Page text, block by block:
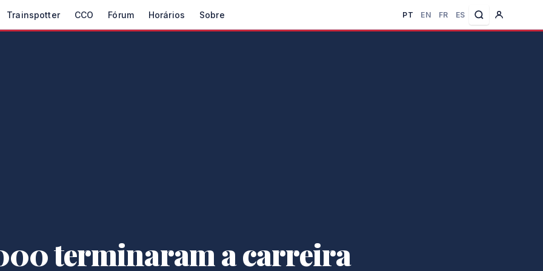
Trainspotter CCO Fórum Horários Sobre PT EN FR ES
terminaram a carreira